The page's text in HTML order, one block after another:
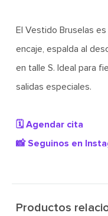
El Vestido Bruselas
encaje, espalda al
en talle S. Ideal para
salidas especiales.
🗓️ Agendar cita
📸 Seguinos en
Productos